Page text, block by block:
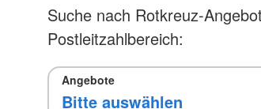
Suche nach Rotkreuz-
Postleitzahlbereich:
Angebote